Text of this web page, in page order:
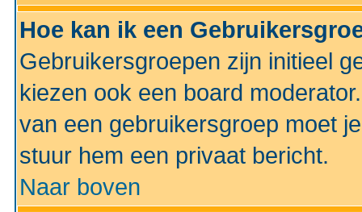
Hoe kan ik een
Gebruikersgroepen zijn initieel
kiezen ook een board
van een gebruikersgroep moet
stuur hem een privaat bericht.
Naar boven